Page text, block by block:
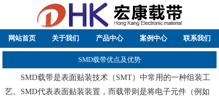
网站首页 关于我们 产品中心 案例中心 联系我们
SMD载带优点及优势
SMD载带是表面贴装技术（SMT）中常用的一种组装工
艺。SMD代表表面贴装装置，而载带则是将电子元件（例如